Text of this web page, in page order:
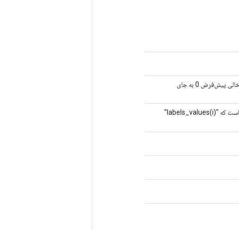
3-بعدی، شکل: «(حداکثر_زمان x دسته_اندازه x تعداد_کلاس ها)"، logits. برچسب خالی پیش‌فرض 0 به جای
`. `labels_indices(i, :) == [b, t]` به این معنی است که "labels_values(i)"